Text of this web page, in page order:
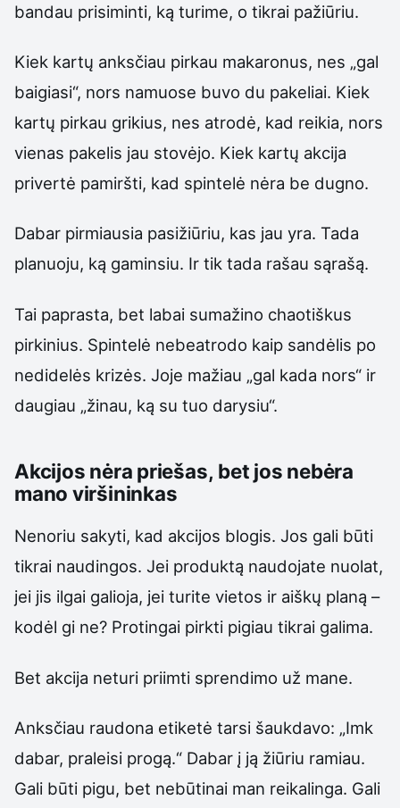
bandau prisiminti, ką turime, o tikrai pažiūriu.
Kiek kartų anksčiau pirkau makaronus, nes „gal
baigiasi“, nors namuose buvo du pakeliai. Kiek
kartų pirkau grikius, nes atrodė, kad reikia, nors
vienas pakelis jau stovėjo. Kiek kartų akcija
privertė pamiršti, kad spintelė nėra be dugno.
Dabar pirmiausia pasižiūriu, kas jau yra. Tada
planuoju, ką gaminsiu. Ir tik tada rašau sąrašą.
Tai paprasta, bet labai sumažino chaotiškus
pirkinius. Spintelė nebeatrodo kaip sandėlis po
nedidelės krizės. Joje mažiau „gal kada nors“ ir
daugiau „žinau, ką su tuo darysiu“.
Akcijos nėra priešas, bet jos nebėra
mano viršininkas
Nenoriu sakyti, kad akcijos blogis. Jos gali būti
tikrai naudingos. Jei produktą naudojate nuolat,
jei jis ilgai galioja, jei turite vietos ir aiškų planą –
kodėl gi ne? Protingai pirkti pigiau tikrai galima.
Bet akcija neturi priimti sprendimo už mane.
Anksčiau raudona etiketė tarsi šaukdavo: „Imk
dabar, praleisi progą.“ Dabar į ją žiūriu ramiau.
Gali būti pigu, bet nebūtinai man reikalinga. Gali